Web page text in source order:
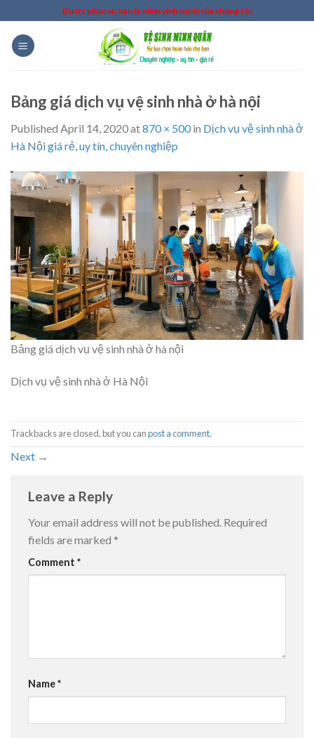
to
content
Được phục vụ bạn là niềm vinh hạnh của chúng tôi
Bảng giá dịch vụ vệ sinh nhà ở hà nội
Published April 14, 2020at870 × 500in Dịch vụ vệ sinh nhà ở
Hà Nội giá rẻ, uy tín, chuyên nghiệp
Bảng giá dịch vụ vệ sinh nhà ở hà nội
Dịch vụ vệ sinh nhà ở Hà Nội
Trackbacks are closed, but you canpost a comment.
Next →
Leave a Reply
Your email address will not be published. Required
fields are marked *
Comment *
Name*